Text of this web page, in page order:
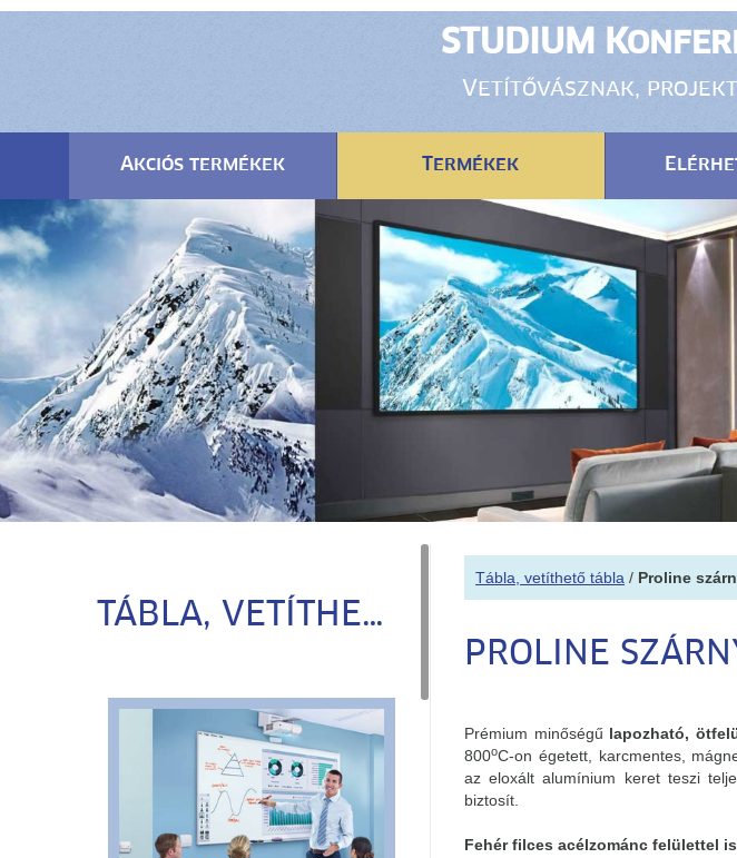
STUDIUM
Vetítővásznak,
Akciós termékek Termékek
TÁBLA, VETÍTHETŐ TÁBLA
Tábla, vetíthető tábla / Proline
PROLINE
Prémium minőségű lapozható,
800oC-on égetett, karcmentes,
az eloxált alumínium keret teszi
biztosít.
Fehér filces acélzománc felülettel